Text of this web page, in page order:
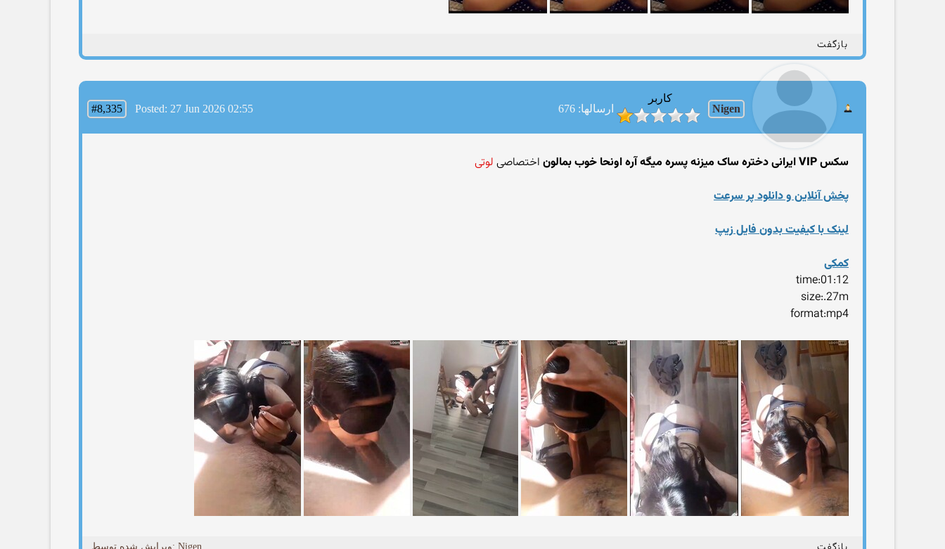
بازگفت
Nigen
کاربر
ارسالها: 676
#8,335 Posted: 27 Jun 2026 02:55
سکس VIP ایرانی دختره ساک میزنه پسره میگه آره اونحا خوب بمالون اختصاصی لوتی
پخش آنلاین و دانلود پر سرعت
لینک با کیفیت بدون فایل زیپ
کمکی
time:01:12
size:.27m
format:mp4
ویرایش شده توسط: Nigen